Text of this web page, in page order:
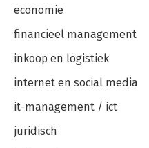
economie
financieel management
inkoop en logistiek
internet en social media
it-management / ict
juridisch